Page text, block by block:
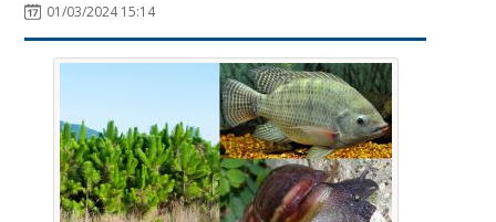
01/03/2024 15:14